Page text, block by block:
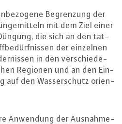
Be­gren­zung der
mit dem Ziel einer
die sich an den tat­
der einzelnen
in den ver­schie­de­
Regionen und an den Ein­
auf den Was­ser­schutz ori­en­
Anwendung der Aus­nah­me­